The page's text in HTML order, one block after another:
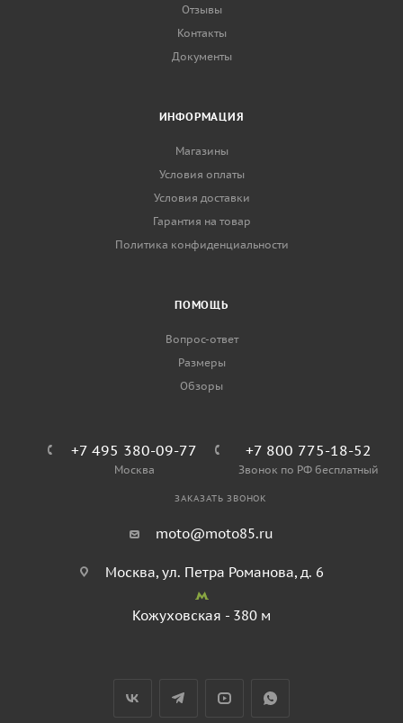
Отзывы
Контакты
Документы
ИНФОРМАЦИЯ
Магазины
Условия оплаты
Условия доставки
Гарантия на товар
Политика конфиденциальности
ПОМОЩЬ
Вопрос-ответ
Размеры
Обзоры
+7 495 380-09-77
Москва
+7 800 775-18-52
Звонок по РФ бесплатный
ЗАКАЗАТЬ ЗВОНОК
moto@moto85.ru
Москва, ул. Петра Романова, д. 6
Кожуховская - 380 м